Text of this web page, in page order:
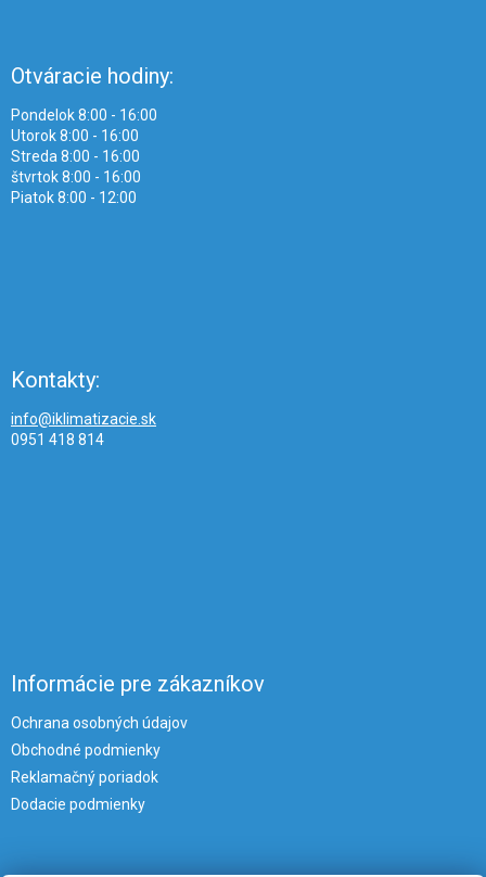
Otváracie hodiny:
Pondelok 8:00 - 16:00
Utorok 8:00 - 16:00
Streda 8:00 - 16:00
štvrtok 8:00 - 16:00
Piatok 8:00 - 12:00
Kontakty:
info@iklimatizacie.sk
0951 418 814
Informácie pre zákazníkov
Ochrana osobných údajov
Obchodné podmienky
Reklamačný poriadok
Dodacie podmienky